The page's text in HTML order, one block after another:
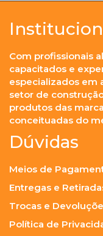
Com profissionais
capacitados e
especializados em
setor de
produtos das
conceituadas do
Dúvidas
Meios de
Entregas e
Trocas e
Política de